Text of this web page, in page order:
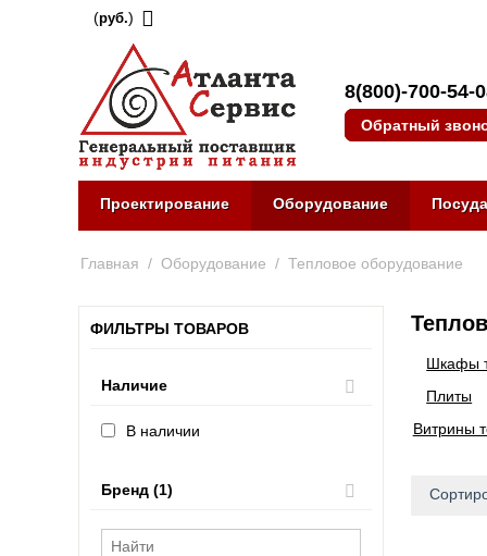
(руб.)
8(800)-700-54-
Обратный
Проектирование Оборудование Посуда
Главная / Оборудование / Тепловое оборудование
ФИЛЬТРЫ ТОВАРОВ
Наличие
В наличии
Бренд (1)
Шкафы
Плиты
Витрины